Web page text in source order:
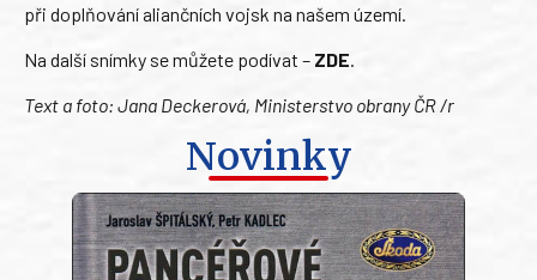
při doplňování aliančních vojsk na našem území.
Na další snímky se můžete podívat – ZDE.
Text a foto: Jana Deckerová, Ministerstvo obrany ČR /r
Novinky